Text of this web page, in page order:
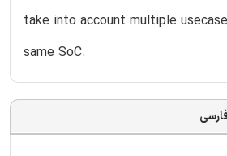
take into account multiple
same SoC.